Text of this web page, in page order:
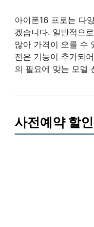
아이폰16 프로는 다
겠습니다. 일반적으
많아 가격이 오를 수
전은 기능이 추가되
의 필요에 맞는 모델
사전예약 할